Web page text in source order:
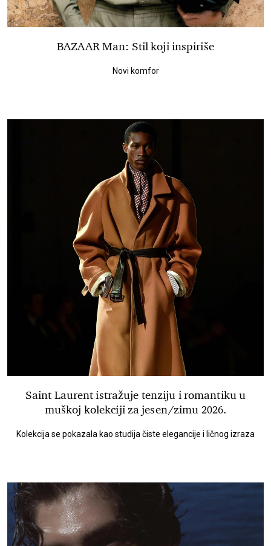
BAZAAR Man: Stil koji inspiriše
Novi komfor
Saint Laurent istražuje tenziju i romantiku u
muškoj kolekciji za jesen/zimu 2026.
Kolekcija se pokazala kao studija čiste elegancije i ličnog izraza